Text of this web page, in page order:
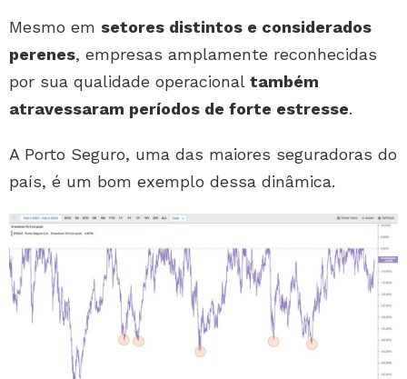
Mesmo em setores distintos e considerados
perenes, empresas amplamente reconhecidas
por sua qualidade operacional também
atravessaram períodos de forte estresse.
A Porto Seguro, uma das maiores seguradoras do
país, é um bom exemplo dessa dinâmica.